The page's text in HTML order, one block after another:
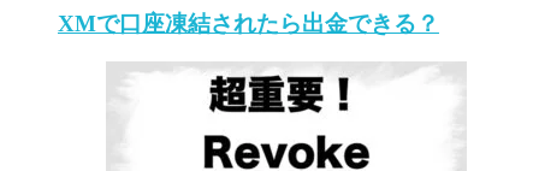
XMで口座凍結されたら出金できる？